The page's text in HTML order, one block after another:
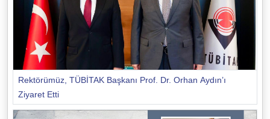
Rektörümüz, TÜBİTAK Başkanı Prof. Dr. Orhan Aydın’ı
Ziyaret Etti